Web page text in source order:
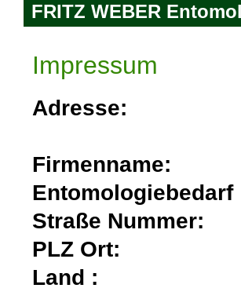
FRITZ WEBER
Impressum
Adresse:
Firmenname:
Entomologiebedarf
Straße Nummer:
PLZ Ort:
Land :